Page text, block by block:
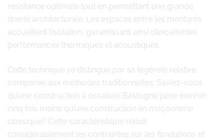
résistance optimale tout en permettant une grande
liberté architecturale. Les espaces entre les montants
accueillent l’isolation, garantissant ainsi d’excellentes
performances thermiques et acoustiques.
Cette technique se distingue par sa légèreté relative
comparée aux méthodes traditionnelles. Saviez-vous
qu’une construction à ossature Bastogne pèse environ
cinq fois moins qu’une construction en maçonnerie
classique? Cette caractéristique réduit
considérablement les contraintes sur les fondations et